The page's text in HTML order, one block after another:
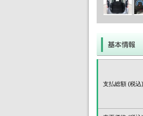
支払総額 (税込)